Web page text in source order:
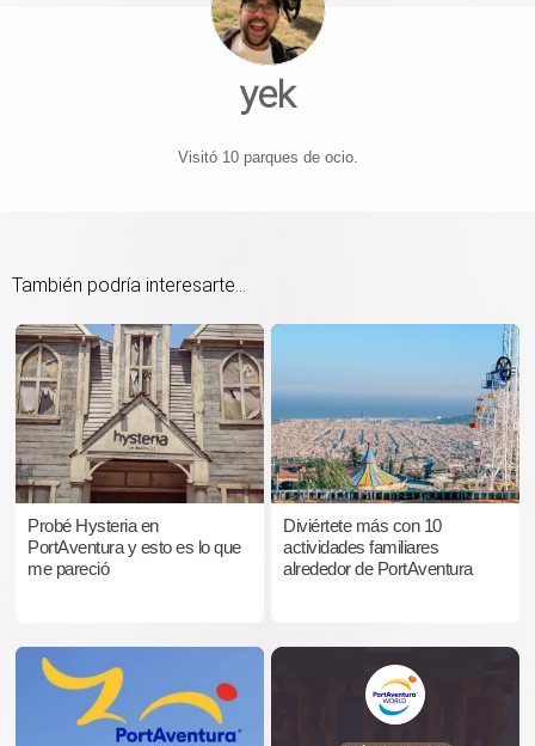
yek
Visitó 10 parques de ocio.
También podría interesarte...
Probé Hysteria en
PortAventura y esto es lo que
me pareció
Diviértete más con 10
actividades familiares
alrededor de PortAventura